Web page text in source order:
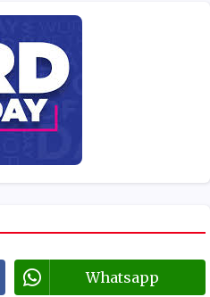
Whatsapp